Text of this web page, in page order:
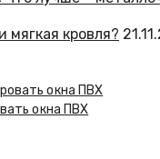
мягкая кровля?
окна ПВХ